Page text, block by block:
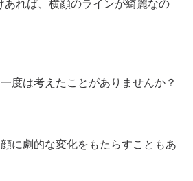
あれば、横顔のラインが綺麗なの
度は考えたことがありませんか？
に劇的な変化をもたらすこともあ